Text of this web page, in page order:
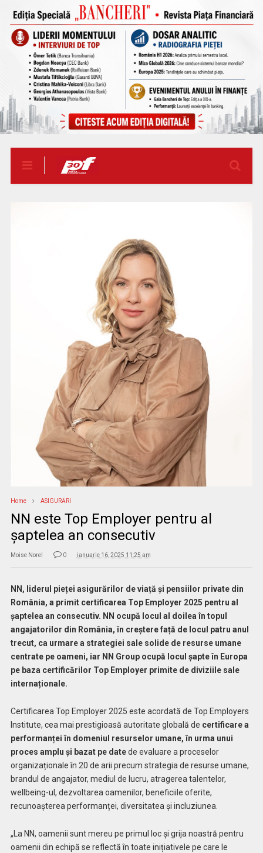
Home ASIGURĂRI
NN este Top Employer pentru al
șaptelea an consecutiv
Moise Norel 0 ianuarie 16, 2025 11:25 am
NN, liderul pieței asigurărilor de viață și pensiilor private din
România, a primit certificarea Top Employer 2025 pentru al
șaptelea an consecutiv. NN ocupă locul al doilea în topul
angajatorilor din România, în creștere față de locul patru anul
trecut, ca urmare a strategiei sale solide de resurse umane
centrate pe oameni, iar NN Group ocupă locul șapte în Europa
pe baza certificărilor Top Employer primite de diviziile sale
internaționale.
Certificarea Top Employer 2025 este acordată de Top Employers
Institute, cea mai prestigioasă autoritate globală de certificare a
performanței în domeniul resurselor umane, în urma unui
proces amplu și bazat pe datede evaluare a proceselor
organizaționale în 20 de arii precum strategia de resurse umane,
brandul de angajator, mediul de lucru, atragerea talentelor,
wellbeing-ul, dezvoltarea oamenilor, beneficiile oferite,
recunoașterea performanței, diversitatea și incluziunea.
„La NN, oamenii sunt mereu pe primul loc și grija noastră pentru
oamenii din echipă se reflectă în toate inițiativele pe care le